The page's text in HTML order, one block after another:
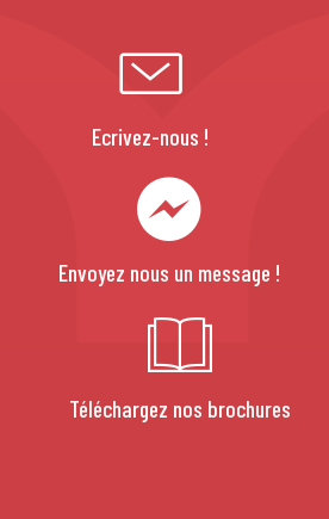
Ecrivez-nous !
Envoyez nous un message !
Téléchargez nos brochures